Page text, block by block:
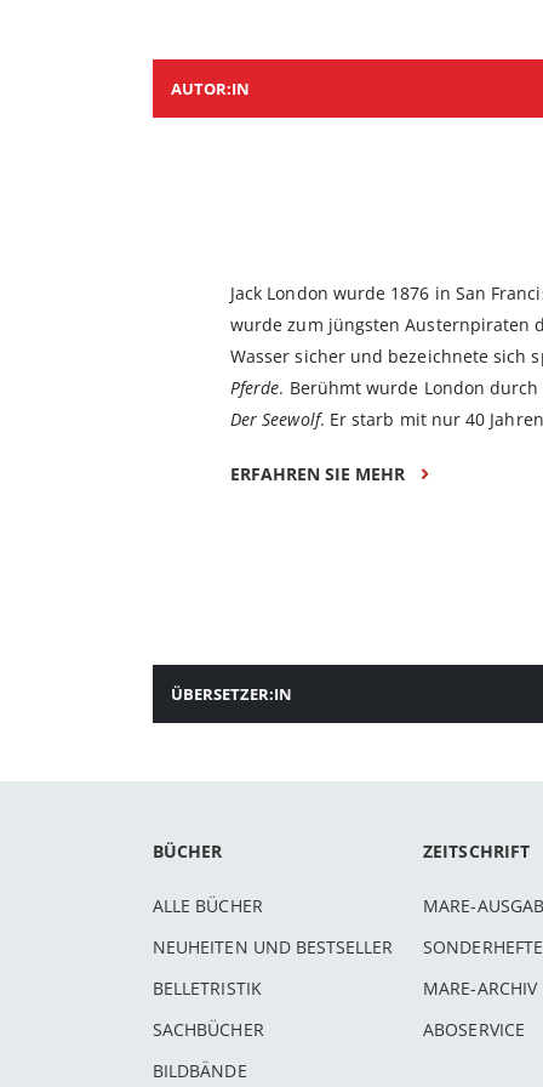
AUTOR:IN
Jack London wurde 1876 in San
wurde zum jüngsten Austernpiraten
Wasser sicher und bezeichnete sich
Pferde. Berühmt wurde London
Der Seewolf. Er starb mit nur 40
ERFAHREN SIE MEHR
ÜBERSETZER:IN
BÜCHER
ALLE BÜCHER
NEUHEITEN UND BESTSELLER
BELLETRISTIK
SACHBÜCHER
BILDBÄNDE
ZEITSCHRIFT
MARE-
SONDERHEFTE
MARE-ARCHIV
ABOSERVICE